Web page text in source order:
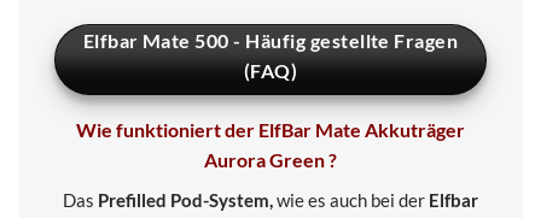
Elfbar Mate 500 - Häufig gestellte Fragen
(FAQ)
Wie funktioniert der ElfBar Mate Akkuträger
Aurora Green ?
Das Prefilled Pod-System,wie es auch bei der Elfbar